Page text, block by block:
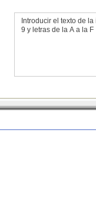
Introducir el texto de
9 y letras de la A a la F